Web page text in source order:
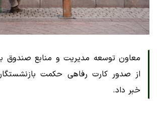
معاون توسعه مدیریت و منابع صندوق
از صدور کارت رفاهی حکمت
خبر داد.